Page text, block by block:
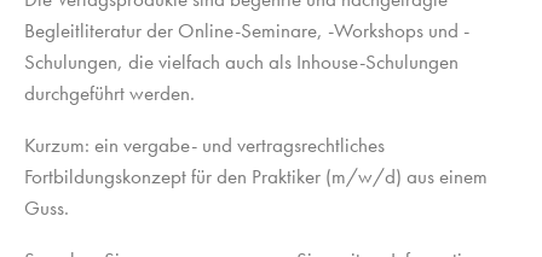
Begleitliteratur der Online-Seminare, -Workshops und -
Schulungen, die vielfach auch als Inhouse-Schulungen
durchgeführt werden.
Kurzum: ein vergabe- und vertragsrechtliches
Fortbildungskonzept für den Praktiker (m/w/d) aus einem
Guss.